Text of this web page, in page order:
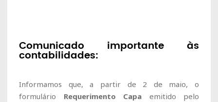
Comunicado importante às
contabilidades:
Informamos que, a partir de 2 de maio, o
formulário Requerimento Capa emitido pelo